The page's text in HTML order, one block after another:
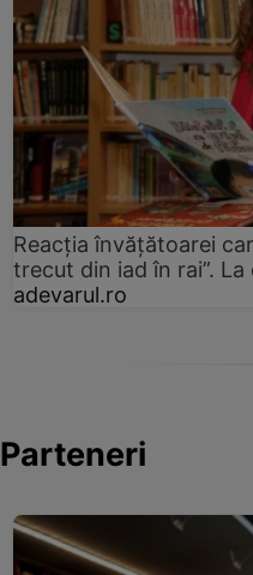
Reacția învățătoarei
trecut din iad în rai”.
adevarul.ro
Parteneri